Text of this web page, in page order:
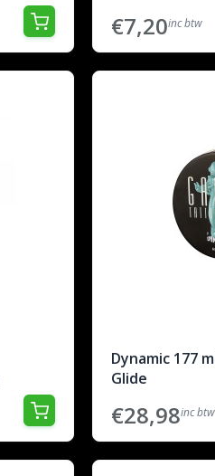
€7,20inc btw
Dynamic 177
Glide
€28,98inc btw